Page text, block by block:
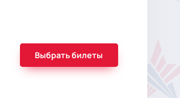
Выбрать билеты